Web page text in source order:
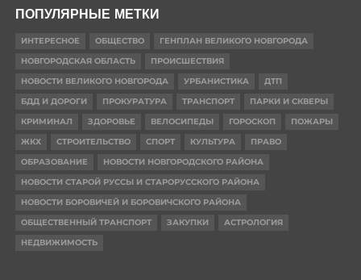
ПОПУЛЯРНЫЕ МЕТКИ
ИНТЕРЕСНОЕ ОБЩЕСТВО
ГЕНПЛАН ВЕЛИКОГО НОВГОРОДА
НОВГОРОДСКАЯ ОБЛАСТЬ
ПРОИСШЕСТВИЯ
НОВОСТИ ВЕЛИКОГО НОВГОРОДА
УРБАНИСТИКА
ДТП
БДД И ДОРОГИ
ПРОКУРАТУРА ТРАНСПОРТ
ПАРКИ И СКВЕРЫ
КРИМИНАЛ
ЗДОРОВЬЕ ВЕЛОСИПЕДЫ ГОРОСКОП
ПОЖАРЫ
ЖКХ
СТРОИТЕЛЬСТВО СПОРТ КУЛЬТУРА
ПРАВО
ОБРАЗОВАНИЕ
НОВОСТИ НОВГОРОДСКОГО РАЙОНА
НОВОСТИ СТАРОЙ РУССЫ И СТАРОРУССКОГО РАЙОНА
НОВОСТИ БОРОВИЧЕЙ И БОРОВИЧСКОГО РАЙОНА
ОБЩЕСТВЕННЫЙ ТРАНСПОРТ
ЗАКУПКИ
АСТРОЛОГИЯ
НЕДВИЖИМОСТЬ